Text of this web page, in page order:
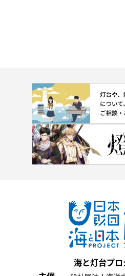
海と灯台プ